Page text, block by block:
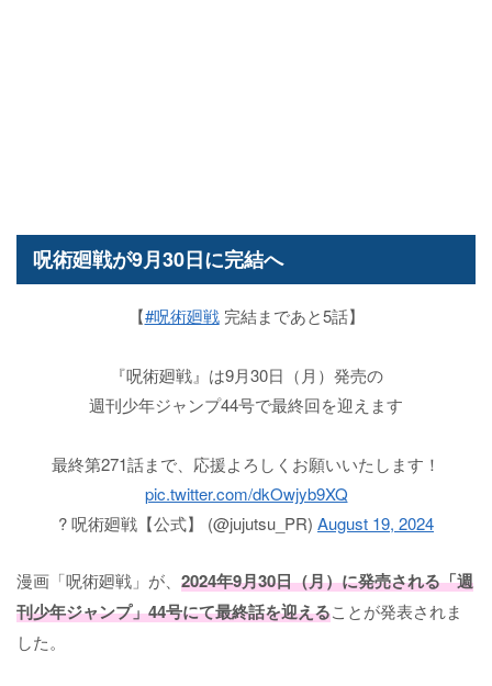
呪術廻戦が9月30日に完結へ
【#呪術廻戦完結まであと5話】
『呪術廻戦』は9月30日（月）発売の
週刊少年ジャンプ44号で最終回を迎えます
最終第271話まで、応援よろしくお願いいたします！
pic.twitter.com/dkOwjyb9XQ
? 呪術廻戦【公式】 (@jujutsu_PR) August 19, 2024
漫画「呪術廻戦」が、 2024年9月30日（月）に発売される「週
刊少年ジャンプ」44号にて最終話を迎えることが発表されま
した。